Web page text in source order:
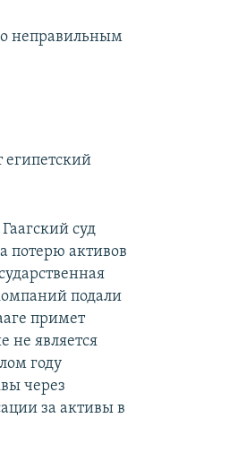
неправильным
египетский
суд
потерю активов
подали
примет
не является
году
через
за активы в